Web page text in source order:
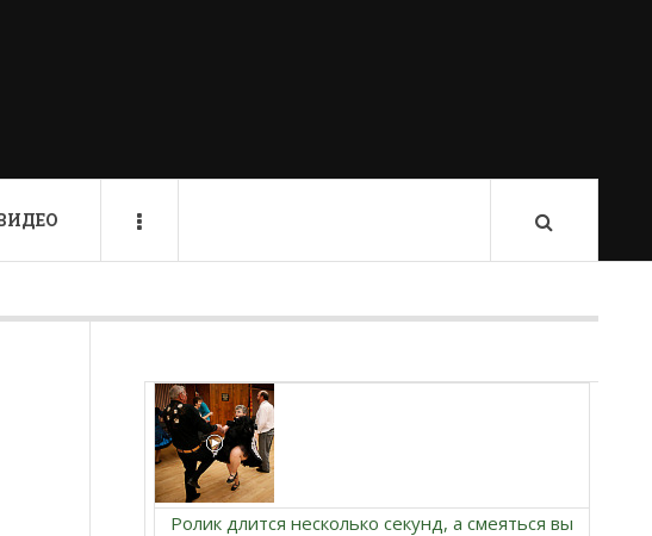
Ролик длится несколько секунд, а смеяться вы